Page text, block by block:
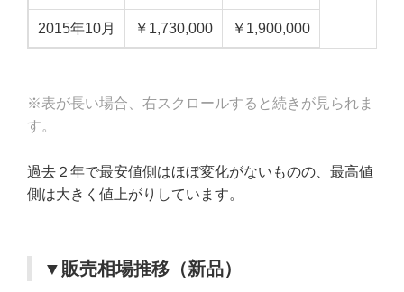
2015年10月 ￥1,730,000 ￥1,900,000
※表が長い場合、右スクロールすると続きが見られま
す。
過去２年で最安値側はほぼ変化がないものの、最高値
側は大きく値上がりしています。
▼販売相場推移（新品）